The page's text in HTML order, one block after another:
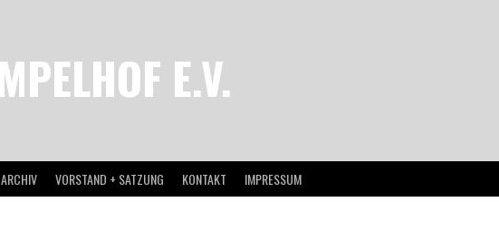
E.V.
ARCHIV VORSTAND + SATZUNG KONTAKT IMPRESSUM